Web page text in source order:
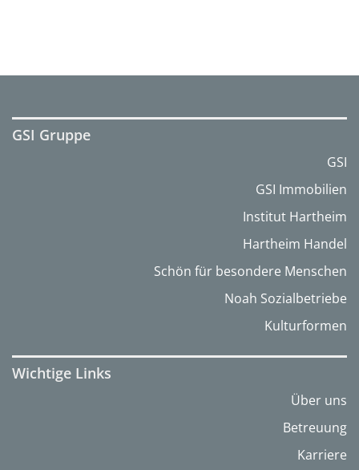
GSI Gruppe
GSI
GSI Immobilien
Institut Hartheim
Hartheim Handel
Schön für besondere Menschen
Noah Sozialbetriebe
Kulturformen
Wichtige Links
Über uns
Betreuung
Karriere